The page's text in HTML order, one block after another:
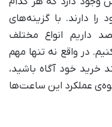
دارند. با گزینه‌های
داریم انواع مختلف
در واقع نه تنها مهم
خود آگاه باشید،
عملکرد این ساعت‌ها